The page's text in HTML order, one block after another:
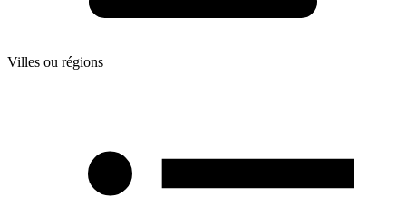
Villes ou régions